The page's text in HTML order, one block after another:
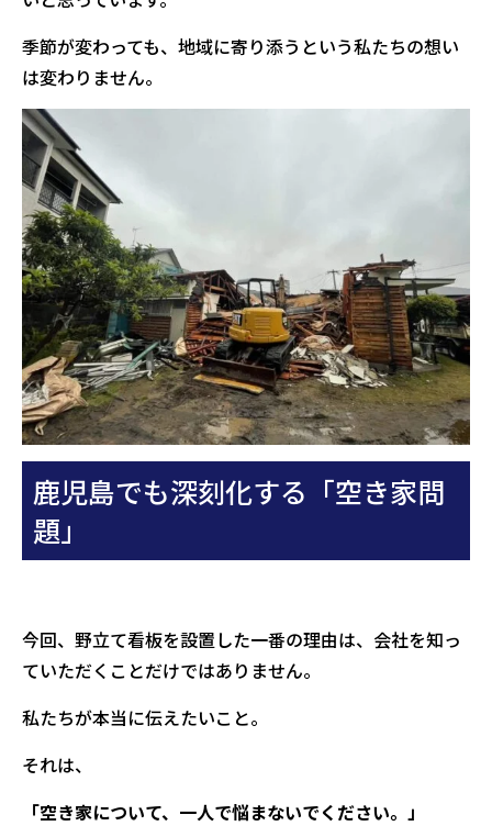
季節が変わっても、地域に寄り添うという私たちの想い
は変わりません。
鹿児島でも深刻化する「空き家問
題」
今回、野立て看板を設置した一番の理由は、会社を知っ
ていただくことだけではありません。
私たちが本当に伝えたいこと。
それは、
「空き家について、一人で悩まないでください。」